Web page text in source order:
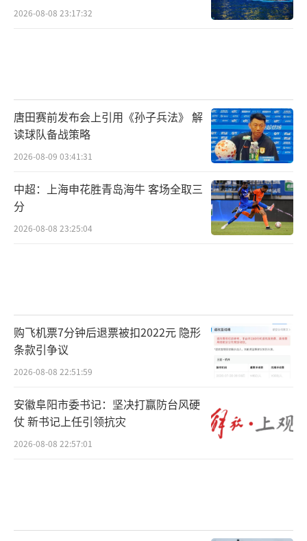
2026-08-08 23:17:32
唐田赛前发布会上引用《孙子兵法》 解
读球队备战策略
2026-08-09 03:41:31
中超：上海申花胜青岛海牛 客场全取三
分
2026-08-08 23:25:04
购飞机票7分钟后退票被扣2022元 隐形
条款引争议
2026-08-08 22:51:59
安徽阜阳市委书记：坚决打赢防台风硬
仗 新书记上任引领抗灾
2026-08-08 22:57:01